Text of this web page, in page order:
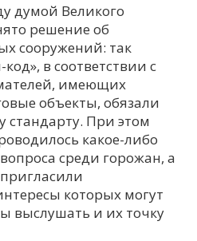
думой Великого
решение об
сооружений: так
в соответствии с
имеющих
объекты, обязали
стандарту. При этом
какое-либо
среди горожан, а
которых могут
выслушать и их точку